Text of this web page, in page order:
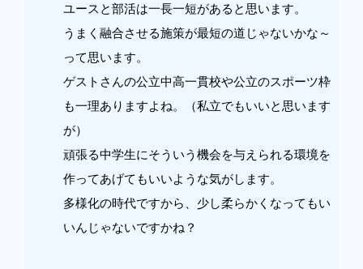
ユースと部活は一長一短があると思います。
うまく融合させる施策が最短の道じゃないかな～
って思います。
ゲストさんの公立中高一貫校や公立のスポーツ枠
も一理ありますよね。（私立でもいいと思います
が）
頑張る中学生にそういう機会を与えられる環境を
作ってあげてもいいような気がします。
多様化の時代ですから、少し柔らかくなってもい
いんじゃないですかね？